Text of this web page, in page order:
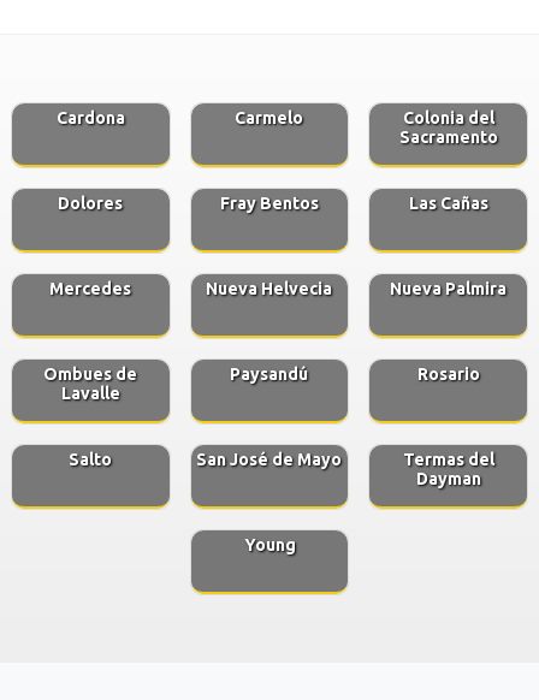
Cardona Carmelo
Colonia del
Sacramento
Dolores Fray Bentos Las Cañas
Mercedes Nueva Helvecia Nueva Palmira
Ombues de
Lavalle
Paysandú Rosario
Salto San José de Mayo
Termas del
Dayman
Young